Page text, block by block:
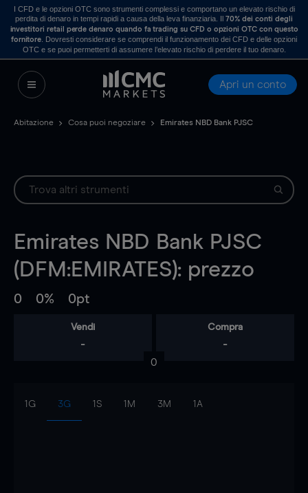
I CFD e le opzioni OTC sono strumenti complessi e comportano un elevato rischio di
perdita di denaro in tempi rapidi a causa della leva finanziaria. Il70% dei conti degli
investitori retail perde denaro quando fa trading su CFD o opzioni OTC con questo
fornitore . Dovresti considerare se comprendi il funzionamento dei CFD e delle opzioni
OTC e se puoi permetterti di assumere l’elevato rischio di perdere il tuo denaro.
Apri un conto
Abitazione Cosa puoi negoziare Emirates NBD Bank PJSC
Emirates NBD Bank PJSC
(DFM:EMIRATES): prezzo
0 0% 0pt
Vendi
-
Compra
-
0
1G 3G 1S 1M 3M 1A